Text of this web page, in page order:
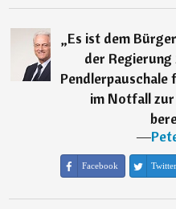
„Es ist dem
der
Pendlerpauschale
im Notfall
―
Facebook Twitter